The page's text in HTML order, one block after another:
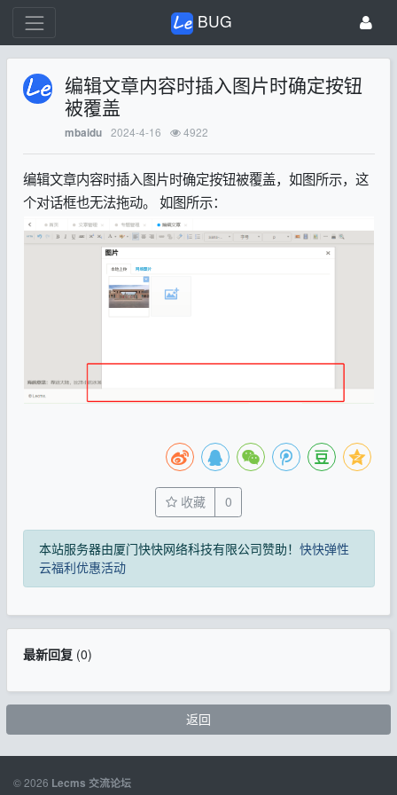
BUG
编辑文章内容时插入图片时确定按钮
被覆盖
mbaidu 2024-4-16 4922
编辑文章内容时插入图片时确定按钮被覆盖，如图所示，这
个对话框也无法拖动。 如图所示：
收藏 0
本站服务器由厦门快快网络科技有限公司赞助！ 快快弹性
云福利优惠活动
最新回复(0)
返回
© 2026 Lecms 交流论坛